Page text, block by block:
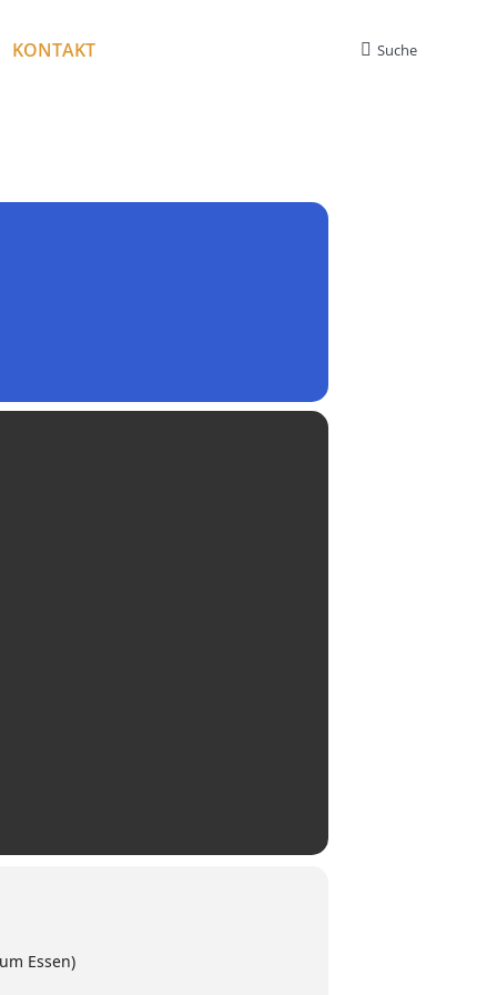
KONTAKT Search:
Suche
Essen)